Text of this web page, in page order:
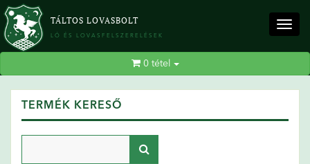
TÁLTOS LOVASBOLT
LÓ ÉS LOVASFELSZERELÉSEK
0tétel
TERMÉK KERESŐ